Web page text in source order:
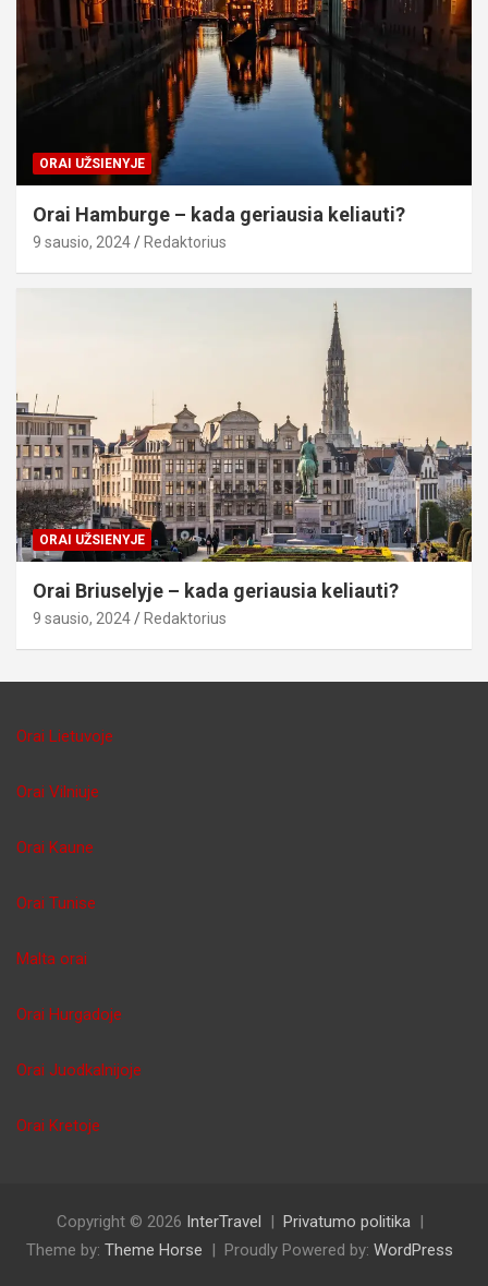
ORAI UŽSIENYJE
Orai Hamburge – kada geriausia keliauti?
9 sausio, 2024 Redaktorius
ORAI UŽSIENYJE
Orai Briuselyje – kada geriausia keliauti?
9 sausio, 2024 Redaktorius
Orai Lietuvoje
Orai Vilniuje
Orai Kaune
Orai Tunise
Malta orai
Orai Hurgadoje
Orai Juodkalnijoje
Orai Kretoje
Copyright © 2026 InterTravel
Privatumo politika
Theme by: Theme Horse Proudly Powered by: WordPress